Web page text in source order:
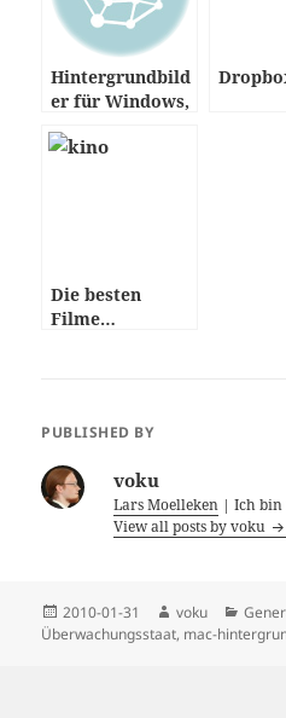
Hintergrundbild
er für Windows,
Die besten
Filme…
PUBLISHED BY
voku
Lars Moelleken | Ich bin
View all posts by voku
Posted
on
2010-01-31 Author
voku
Überwachungsstaat, mac-